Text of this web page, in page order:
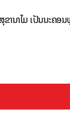
ານາໄມ ເປັນນະຄອ